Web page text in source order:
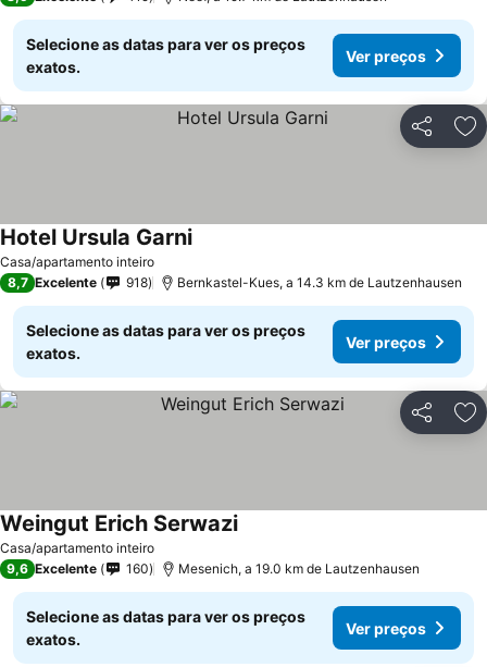
Selecione as datas para ver os preços
exatos.
Ver preços
Partilhar
Casa/apartamento inteiro
Hotel Ursula Garni
8,7 Excelente 918 Bernkastel-Kues, a 14.3 km de Lautzenhausen
Selecione as datas para ver os preços
exatos.
Ver preços
Partilhar
Casa/apartamento inteiro
Weingut Erich Serwazi
9,6 Excelente 160 Mesenich, a 19.0 km de Lautzenhausen
Selecione as datas para ver os preços
exatos.
Ver preços